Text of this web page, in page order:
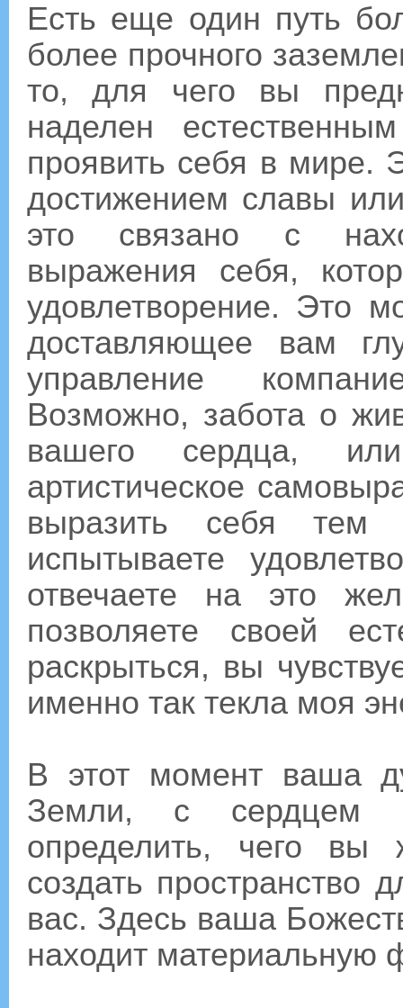
Есть еще один путь
более прочного
то, для чего вы
наделен
проявить себя в мире.
достижением славы
это связано с
выражения себя,
удовлетворение. Это
доставляющее вам
управление
Возможно, забота о
вашего сердца,
артистическое
выразить себя
испытываете
отвечаете на это
позволяете своей
раскрыться, вы
именно так текла моя
В этот момент ваша
Земли, с сердцем
определить, чего
создать пространство
вас. Здесь ваша
находит материальную